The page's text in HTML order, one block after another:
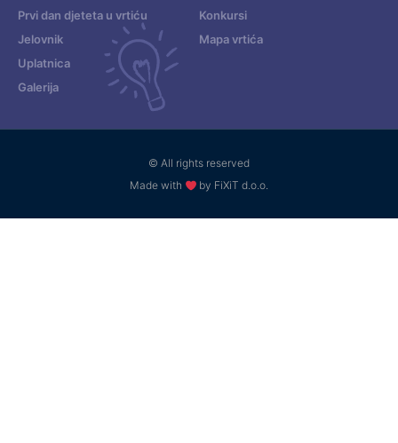
Prvi dan djeteta u vrtiću
Jelovnik
Uplatnica
Galerija
Konkursi
Mapa vrtića
© All rights reserved
Made with
by FiXiT d.o.o.